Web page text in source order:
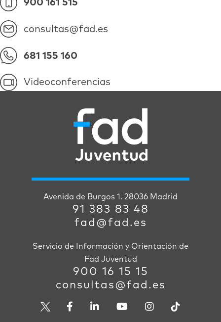
900 161 515
consultas@fad.es
681 155 160
Videoconferencias
Avenida de Burgos 1. 28036 Madrid
91 383 83 48
fad@fad.es
Servicio de Información y Orientación de
Fad Juventud
900 16 15 15
consultas@fad.es